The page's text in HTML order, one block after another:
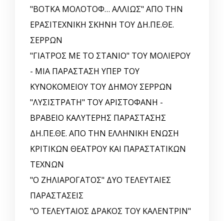
"ΒΟΤΚΑ ΜΟΛΟΤΟΦ… ΑΛΛΙΩΣ" ΑΠΟ ΤΗΝ
ΕΡΑΣΙΤΕΧΝΙΚΗ ΣΚΗΝΗ ΤΟΥ ΔΗ.ΠΕ.ΘΕ.
ΣΕΡΡΩΝ
"ΓΙΑΤΡΟΣ ΜΕ ΤΟ ΣΤΑΝΙΟ" ΤΟΥ ΜΟΛΙΕΡΟΥ
- ΜΙΑ ΠΑΡΑΣΤΑΣΗ ΥΠΕΡ ΤΟΥ
ΚΥΝΟΚΟΜΕΙΟΥ ΤΟΥ ΔΗΜΟΥ ΣΕΡΡΩΝ
"ΛΥΣΙΣΤΡΑΤΗ" ΤΟΥ ΑΡΙΣΤΟΦΑΝΗ -
ΒΡΑΒΕΙΟ ΚΑΛΥΤΕΡΗΣ ΠΑΡΑΣΤΑΣΗΣ
ΔΗ.ΠΕ.ΘΕ. ΑΠΟ ΤΗΝ ΕΛΛΗΝΙΚΗ EΝΩΣΗ
ΚΡΙΤΙΚΩΝ ΘΕΑΤΡΟΥ ΚΑΙ ΠΑΡΑΣΤΑΤΙΚΩΝ
ΤΕΧΝΩΝ
"Ο ΖΗΛΙΑΡΟΓΑΤΟΣ" ΔΥΟ ΤΕΛΕΥΤΑΙΕΣ
ΠΑΡΑΣΤΑΣΕΙΣ
"Ο ΤΕΛΕΥΤΑΙΟΣ ΔΡΑΚΟΣ ΤΟΥ ΚΑΛΕΝΤΡΙΝ"